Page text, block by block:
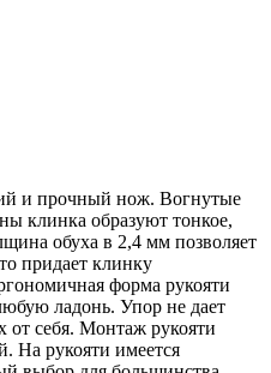
и прочный нож. Вогнутые
клинка образуют тонкое,
обуха в 2,4 мм позволяет
придает клинку
форма рукояти
ладонь. Упор не дает
от себя. Монтаж рукояти
На рукояти имеется